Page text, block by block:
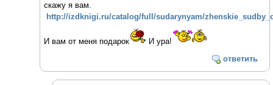
скажу я вам.
http://izdknigi.ru/catalog/full/sudarynyam/
И вам от меня подарок
И ура!
ответить